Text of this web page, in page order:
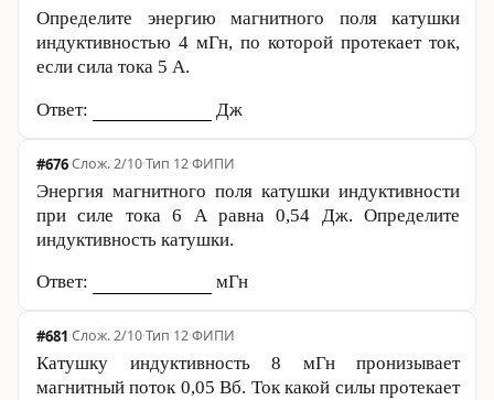
Определите энергию магнитного поля катушки
индуктивностью 4 мГн, по которой протекает ток,
если сила тока 5 А.
Ответ: Дж
#676· 2/10·Тип 12·ФИПИ
Энергия магнитного поля катушки индуктивности
при силе тока6 Аравна0,54 Дж. Определите
индуктивность катушки.
Ответ: мГн
#681· 2/10·Тип 12·ФИПИ
Катушку индуктивность 8 мГн пронизывает
магнитный поток 0,05 Вб. Ток какой силы протекает